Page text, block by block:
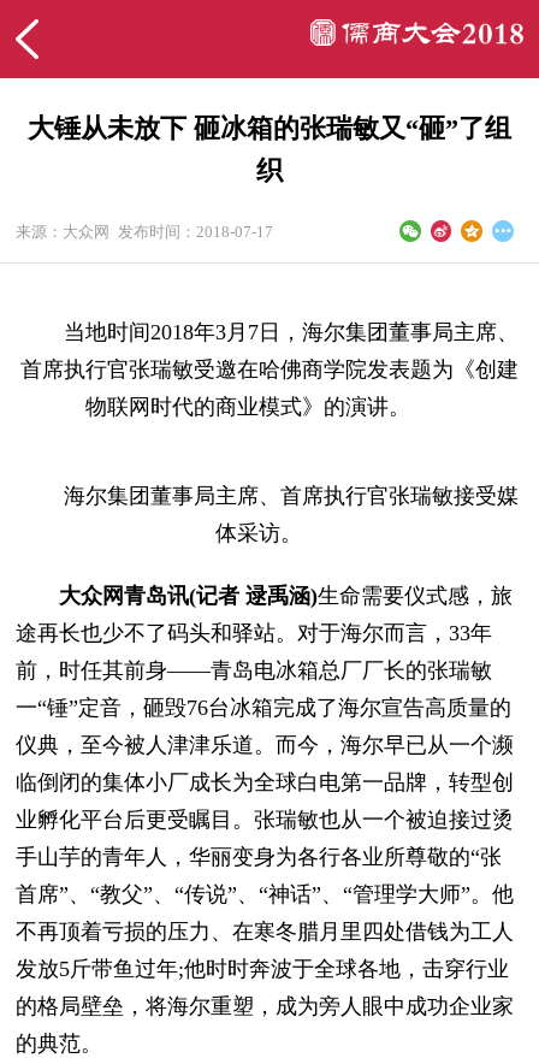
大锤从未放下 砸冰箱的张瑞敏又“砸”了组
织
来源：大众网 发布时间：2018-07-17
当地时间2018年3月7日，海尔集团董事局主席、
首席执行官张瑞敏受邀在哈佛商学院发表题为《创建
物联网时代的商业模式》的演讲。
海尔集团董事局主席、首席执行官张瑞敏接受媒
体采访。
大众网青岛讯(记者 逯禹涵)生命需要仪式感，旅
途再长也少不了码头和驿站。对于海尔而言，33年
前，时任其前身——青岛电冰箱总厂厂长的张瑞敏
一“锤”定音，砸毁76台冰箱完成了海尔宣告高质量的
仪典，至今被人津津乐道。而今，海尔早已从一个濒
临倒闭的集体小厂成长为全球白电第一品牌，转型创
业孵化平台后更受瞩目。张瑞敏也从一个被迫接过烫
手山芋的青年人，华丽变身为各行各业所尊敬的“张
首席”、“教父”、“传说”、“神话”、“管理学大师”。他
不再顶着亏损的压力、在寒冬腊月里四处借钱为工人
发放5斤带鱼过年;他时时奔波于全球各地，击穿行业
的格局壁垒，将海尔重塑，成为旁人眼中成功企业家
的典范。